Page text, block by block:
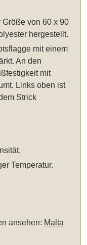
Größe von 60 x 90
hergestellt.
mit einem
An den
mit
Links oben ist
Strick
Temperatur.
ansehen: Malta